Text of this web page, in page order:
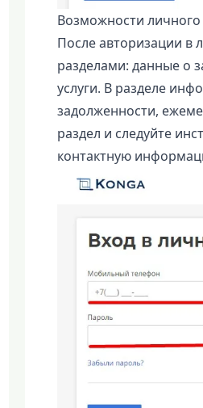
Возможности
После авторизации в
разделами: данные о
услуги. В разделе
задолженности,
раздел и следуйте
контактную